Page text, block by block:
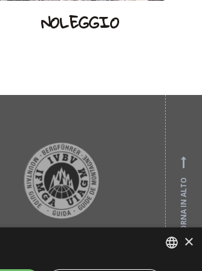
NOLEGGIO
TORNA IN ALTO
×